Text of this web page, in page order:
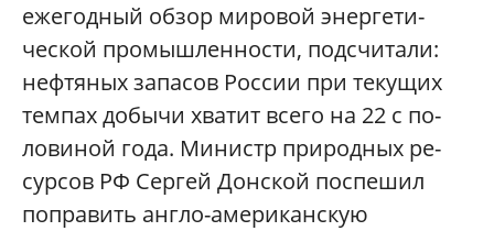
ежегодный обзор мировой энергети-
ческой промышленности, подсчитали:
нефтяных запасов России при текущих
темпах добычи хватит всего на 22 с по-
ловиной года. Министр природных ре-
сурсов РФ Сергей Донской поспешил
поправить англо-американскую